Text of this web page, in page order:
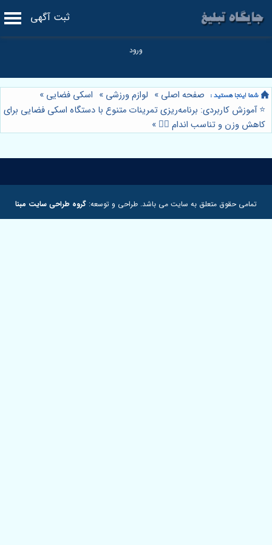
ثبت آگهی
صفحه اصلی » لوازم ورزشی » اسکی فضایی »
⭐️ آموزش کاربردی: برنامه‌ریزی تمرینات متنوع با دستگاه اسکی فضایی برای
کاهش وزن و تناسب اندام 🏃‍♀️ »
تمامی حقوق متعلق به سایت می باشد. طراحی و توسعه: گروه طراحی سایت مبنا